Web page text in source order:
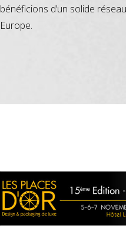
bénéficions d’un solide
Europe.